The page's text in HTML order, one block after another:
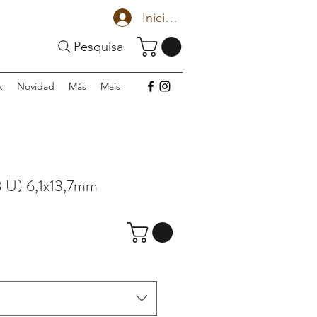
Iniciar sesión
Pesquisa
Novidad Más Mais
6,1x13,7mm